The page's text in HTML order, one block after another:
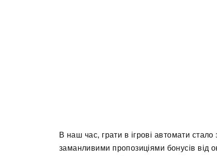
В наш час, грати в ігрові автомати
заманливими пропозиціями бонусів від